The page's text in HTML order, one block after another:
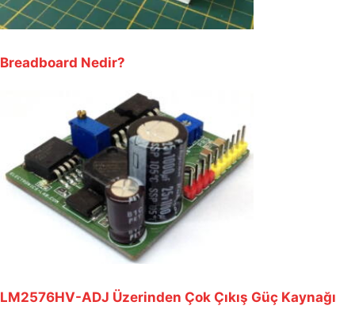
Breadboard Nedir?
LM2576HV-ADJ Üzerinden Çok Çıkış Güç Kaynağı